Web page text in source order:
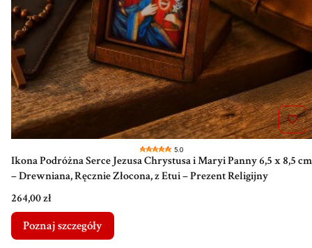
5.0
Ikona Podróżna Serce Jezusa Chrystusa i Maryi Panny 6,5 x 8,5 cm
– Drewniana, Ręcznie Złocona, z Etui – Prezent Religijny
Cena
264,00 zł
Poznaj szczegóły